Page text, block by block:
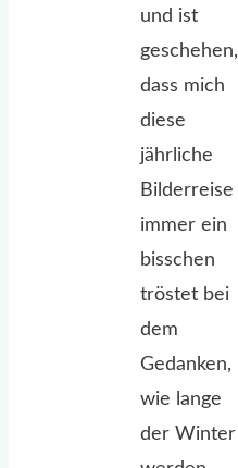
und ist
geschehen,
dass mich
diese
jährliche
Bilderreise
immer ein
bisschen
tröstet bei
dem
Gedanken,
wie lange
der Winter